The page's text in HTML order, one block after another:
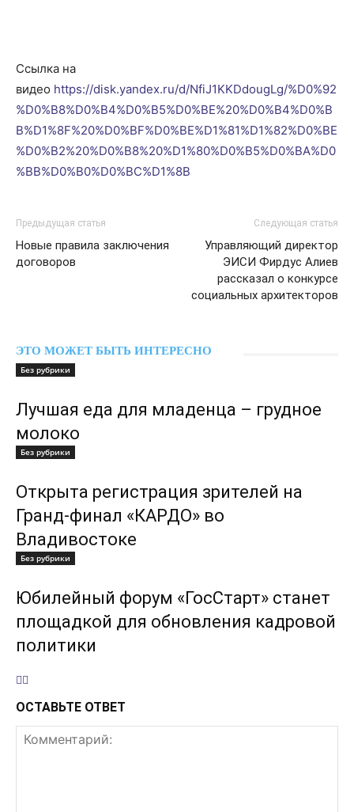
Ссылка на
видео https://disk.yandex.ru/d/NfiJ1KKDdougLg/%D0%92
%D0%B8%D0%B4%D0%B5%D0%BE%20%D0%B4%D0%B
B%D1%8F%20%D0%BF%D0%BE%D1%81%D1%82%D0%BE
%D0%B2%20%D0%B8%20%D1%80%D0%B5%D0%BA%D0
%BB%D0%B0%D0%BC%D1%8B
Предыдущая статья
Новые правила заключения
договоров
Следующая статья
Управляющий директор
ЭИСИ Фирдус Алиев
рассказал о конкурсе
социальных архитекторов
ЭТО МОЖЕТ БЫТЬ ИНТЕРЕСНО
Без рубрики
Лучшая еда для младенца – грудное
молоко
Без рубрики
Открыта регистрация зрителей на
Гранд-финал «КАРДО» во
Владивостоке
Без рубрики
Юбилейный форум «ГосСтарт» станет
площадкой для обновления кадровой
политики
ОСТАВЬТЕ ОТВЕТ